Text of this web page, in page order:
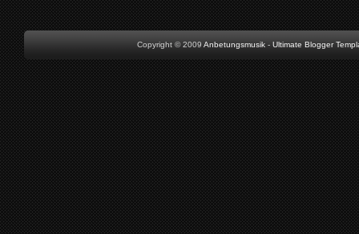
Copyright © 2009 Anbetungsmusik - Ultimate Blogger